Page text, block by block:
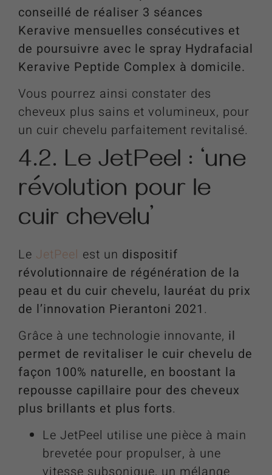
conseillé de réaliser 3 séances
Keravive mensuelles consécutives et
de poursuivre avec le spray Hydrafacial
Keravive Peptide Complex à domicile.
Vous pourrez ainsi constater des
cheveux plus sains et volumineux, pour
un cuir chevelu parfaitement revitalisé.
4.2. Le JetPeel : ‘une
révolution pour le
cuir chevelu’
Le JetPeel est un dispositif
révolutionnaire de régénération de la
peau et du cuir chevelu, lauréat du prix
de l’innovation Pierantoni 2021 .
Grâce à une technologie innovante, il
permet de revitaliser le cuir chevelu de
façon 100% naturelle, en boostant la
repousse capillaire pour des cheveux
plus brillants et plus forts.
Le JetPeel utilise une pièce à main
brevetée pour propulser, à une